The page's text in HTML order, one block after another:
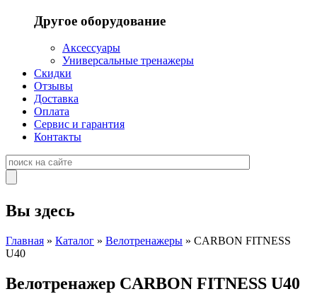
Другое оборудование
Аксессуары
Универсальные тренажеры
Скидки
Отзывы
Доставка
Оплата
Сервис и гарантия
Контакты
Вы здесь
Главная » Каталог » Велотренажеры » CARBON FITNESS
U40
Велотренажер CARBON FITNESS U40